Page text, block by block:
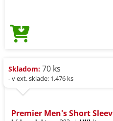
Skladom: 70 ks
- v ext. sklade: 1.476 ks
Premier Men's Short Sleev